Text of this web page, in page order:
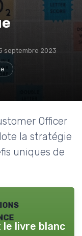
septembre 2023
Officer
la stratégie
uniques de
livre blanc